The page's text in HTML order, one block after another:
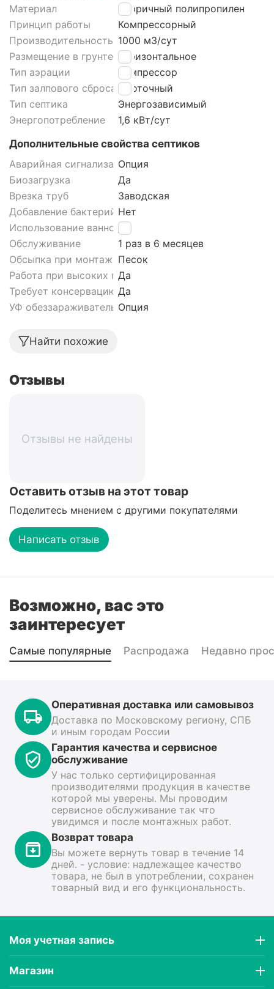
Материал
Вторичный полипропилен
Принцип работы
Компрессорный
Производительность 1000 м3/cут
Размещение в грунте септикаГоризонтальное
Тип аэрации
Компрессор
Тип залпового сброса септика
Проточный
Тип септика
Энергозависимый
Энергопотребление
1,6 кВт/сут
Дополнительные свойства септиков
Аварийная сигнализация септика
Опция
Биозагрузка
Да
Врезка труб
Заводская
Добавление бактерий Нет
Использование ваннойДа
Обслуживание
1 раз в 6 месяцев
Обсыпка при монтаже септика
Песок
Работа при высоких грунтовых водах септика
Да
Требует консервацию Да
УФ обеззараживатель Опция
Найти похожие
Отзывы
Отзывы не найдены
Оставить отзыв на этот товар
Поделитесь мнением с другими покупателями
Написать отзыв
Возможно, вас это
заинтересует
Самые популярные Распродажа Недавно
Оперативная доставка или самовывоз
Доставка по Московскому региону, СПБ
и иным городам России
Гарантия качества и сервисное
обслуживание
У нас только сертифицированная
производителями продукция в качестве
которой мы уверены. Мы проводим
сервисное обслуживание так что
увидимся и после монтажных работ.
Возврат товара
Вы можете вернуть товар в течение 14
дней. - условие: надлежащее качество
товара, не был в употреблении, сохранен
товарный вид и его функциональность.
Моя учетная запись
Магазин